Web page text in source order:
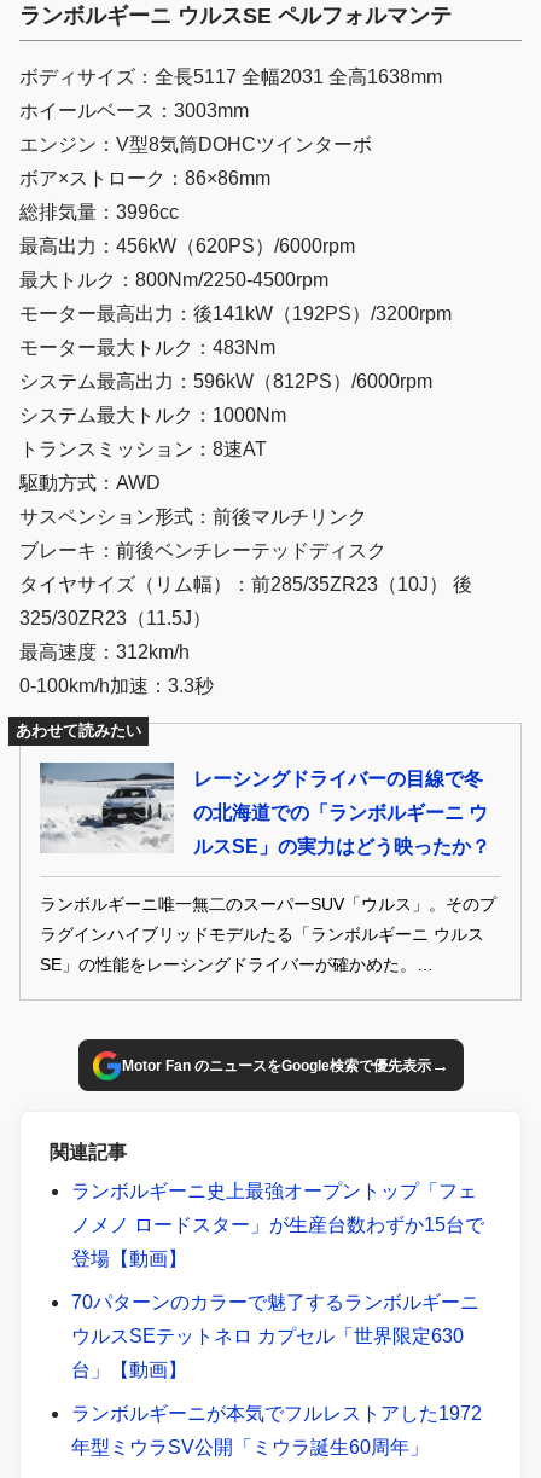
ランボルギーニ ウルスSE ペルフォルマンテ
ボディサイズ：全長5117 全幅2031 全高1638mm
ホイールベース：3003mm
エンジン：V型8気筒DOHCツインターボ
ボア×ストローク：86×86mm
総排気量：3996cc
最高出力：456kW（620PS）/6000rpm
最大トルク：800Nm/2250-4500rpm
モーター最高出力：後141kW（192PS）/3200rpm
モーター最大トルク：483Nm
システム最高出力：596kW（812PS）/6000rpm
システム最大トルク：1000Nm
トランスミッション：8速AT
駆動方式：AWD
サスペンション形式：前後マルチリンク
ブレーキ：前後ベンチレーテッドディスク
タイヤサイズ（リム幅）：前285/35ZR23（10J） 後
325/30ZR23（11.5J）
最高速度：312km/h
0-100km/h加速：3.3秒
あわせて読みたい
レーシングドライバーの目線で冬
の北海道での「ランボルギーニ ウ
ルスSE」の実力はどう映ったか？
ランボルギーニ唯一無二のスーパーSUV「ウルス」。そのプ
ラグインハイブリッドモデルたる「ランボルギーニ ウルス
SE」の性能をレーシングドライバーが確かめた。
（GENROQ 2026年5月号より転載・再構成）
Motor Fan のニュースをGoogle検索で優先表示→
関連記事
ランボルギーニ史上最強オープントップ「フェ
ノメノ ロードスター」が生産台数わずか15台で
登場【動画】
70パターンのカラーで魅了するランボルギーニ
ウルスSEテットネロ カプセル「世界限定630
台」【動画】
ランボルギーニが本気でフルレストアした1972
年型ミウラSV公開「ミウラ誕生60周年」